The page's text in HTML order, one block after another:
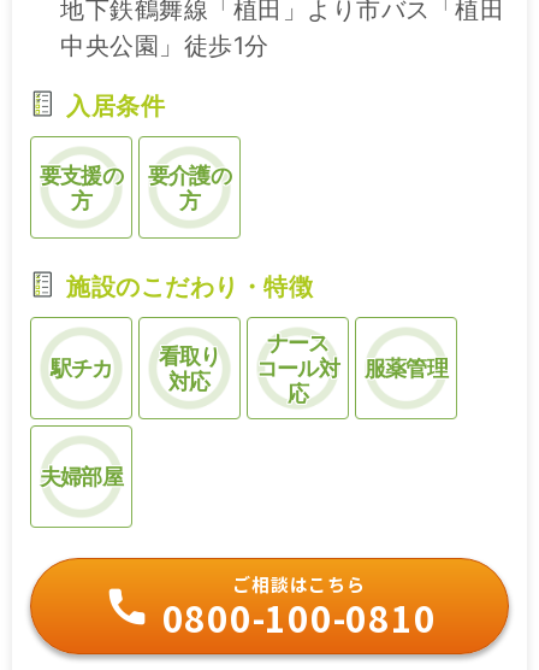
地下鉄鶴舞線「植田」より市バス「植田
中央公園」徒歩1分
入居条件
要支援の
方
要介護の
方
施設のこだわり・特徴
駅チカ
看取り
対応
ナース
コール対
応
服薬管理
夫婦部屋
ご相談はこちら
0800-100-0810